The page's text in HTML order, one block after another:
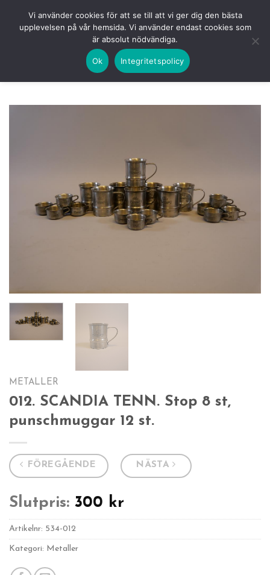
KOMMANDE LOGGA IN
METALLER
012. SCANDIA TENN. Stop 8 st,
punschmuggar 12 st.
FÖREGÅENDE NÄSTA
Slutpris: 300 kr
Artikelnr: 534-012
Kategori: Metaller
Vi använder cookies för att se till att vi ger dig den bästa
upplevelsen på vår hemsida. Vi använder endast cookies som
är absolut nödvändiga.
Ok Integritetspolicy